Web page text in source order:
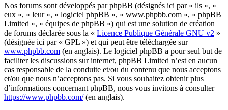
Nos forums sont développés par phpBB (désignés ici par « ils », «
eux », « leur », « logiciel phpBB », « www.phpbb.com », « phpBB
Limited », « équipes de phpBB ») qui est une solution de création
de forums déclarée sous la « Licence Publique Générale GNU v2 »
(désignée ici par « GPL ») et qui peut être téléchargée sur
www.phpbb.com (en anglais). Le logiciel phpBB a pour seul but de
faciliter les discussions sur internet, phpBB Limited n’est en aucun
cas responsable de la conduite et/ou du contenu que nous acceptons
et/ou que nous n’acceptons pas. Si vous souhaitez obtenir plus
d’informations concernant phpBB, nous vous invitons à consulter
https://www.phpbb.com/(en anglais).